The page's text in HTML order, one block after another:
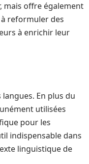
mais offre également
reformuler des
à enrichir leur
En plus du
utilisées
pour les
indispensable dans
linguistique de